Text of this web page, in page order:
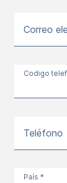
Correo
Codigo
Teléfono
País *